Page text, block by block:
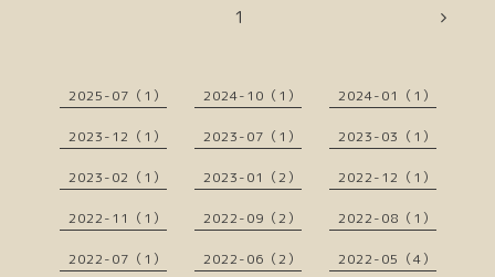
1
2025-07（1） 2024-10（1） 2024-01（1）
2023-12（1） 2023-07（1） 2023-03（1）
2023-02（1） 2023-01（2） 2022-12（1）
2022-11（1） 2022-09（2） 2022-08（1）
2022-07（1） 2022-06（2） 2022-05（4）